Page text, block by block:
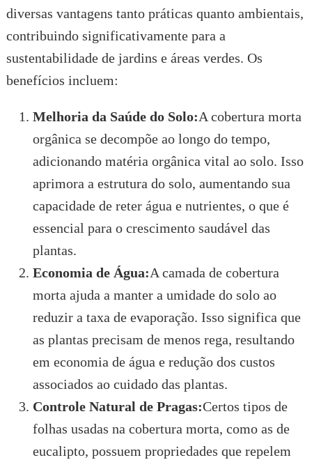
diversas vantagens tanto práticas quanto ambientais,
contribuindo significativamente para a
sustentabilidade de jardins e áreas verdes. Os
benefícios incluem:
Melhoria da Saúde do Solo:A cobertura morta
orgânica se decompõe ao longo do tempo,
adicionando matéria orgânica vital ao solo. Isso
aprimora a estrutura do solo, aumentando sua
capacidade de reter água e nutrientes, o que é
essencial para o crescimento saudável das
plantas.
Economia de Água:A camada de cobertura
morta ajuda a manter a umidade do solo ao
reduzir a taxa de evaporação. Isso significa que
as plantas precisam de menos rega, resultando
em economia de água e redução dos custos
associados ao cuidado das plantas.
Controle Natural de Pragas:Certos tipos de
folhas usadas na cobertura morta, como as de
eucalipto, possuem propriedades que repelem